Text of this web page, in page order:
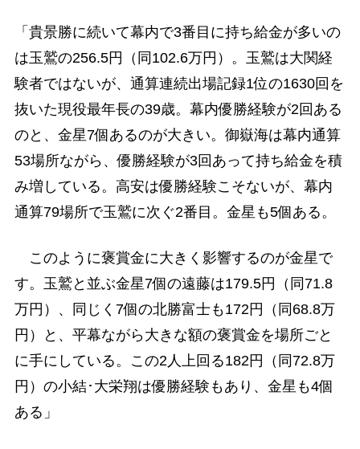
「貴景勝に続いて幕内で3番目に持ち給金が多いの
は玉鷲の256.5円（同102.6万円）。玉鷲は大関経
験者ではないが、通算連続出場記録1位の1630回を
抜いた現役最年長の39歳。幕内優勝経験が2回ある
のと、金星7個あるのが大きい。御嶽海は幕内通算
53場所ながら、優勝経験が3回あって持ち給金を積
み増している。高安は優勝経験こそないが、幕内
通算79場所で玉鷲に次ぐ2番目。金星も5個ある。
このように褒賞金に大きく影響するのが金星で
す。玉鷲と並ぶ金星7個の遠藤は179.5円（同71.8
万円）、同じく7個の北勝富士も172円（同68.8万
円）と、平幕ながら大きな額の褒賞金を場所ごと
に手にしている。この2人上回る182円（同72.8万
円）の小結･大栄翔は優勝経験もあり、金星も4個
ある」